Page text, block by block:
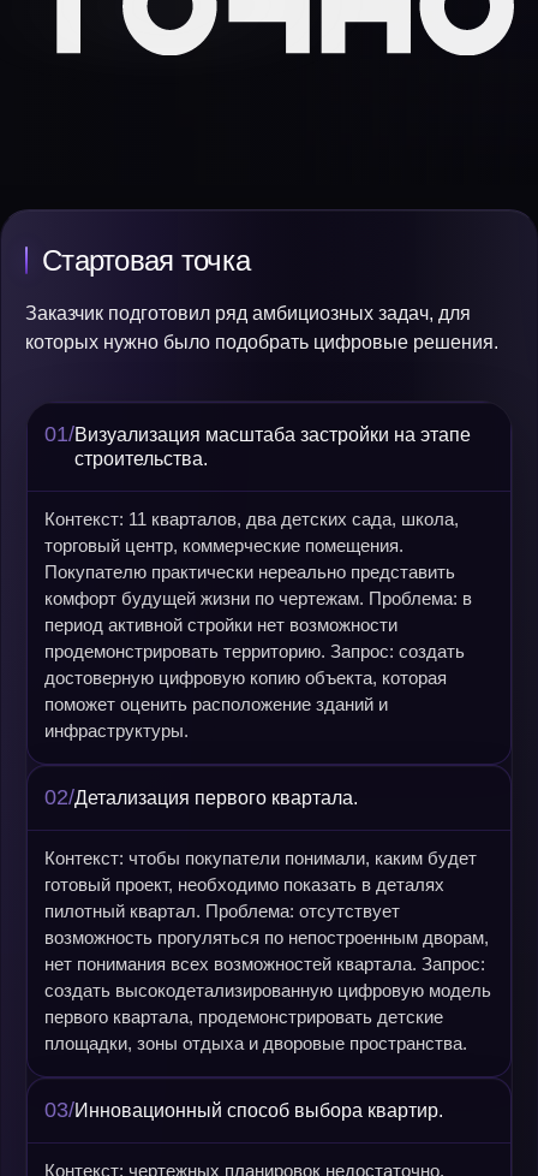
Стартовая точка
Заказчик подготовил ряд амбициозных задач, для
которых нужно было подобрать цифровые решения.
01/Визуализация масштаба застройки на этапе
строительства.
Контекст: 11 кварталов, два детских сада, школа,
торговый центр, коммерческие помещения.
Покупателю практически нереально представить
комфорт будущей жизни по чертежам. Проблема: в
период активной стройки нет возможности
продемонстрировать территорию. Запрос: создать
достоверную цифровую копию объекта, которая
поможет оценить расположение зданий и
инфраструктуры.
02/Детализация первого квартала.
Контекст: чтобы покупатели понимали, каким будет
готовый проект, необходимо показать в деталях
пилотный квартал. Проблема: отсутствует
возможность прогуляться по непостроенным дворам,
нет понимания всех возможностей квартала. Запрос:
создать высокодетализированную цифровую модель
первого квартала, продемонстрировать детские
площадки, зоны отдыха и дворовые пространства.
03/Инновационный способ выбора квартир.
Контекст: чертежных планировок недостаточно.